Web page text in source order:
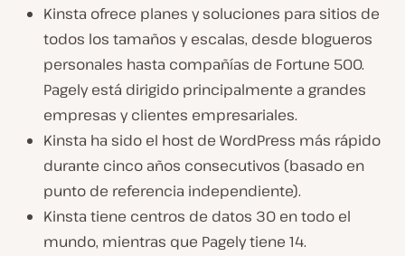
Kinsta ofrece planes y soluciones para sitios de
todos los tamaños y escalas, desde blogueros
personales hasta compañías de Fortune 500.
Pagely está dirigido principalmente a grandes
empresas y clientes empresariales.
Kinsta ha sido el host de WordPress más rápido
durante cinco años consecutivos (basado en
punto de referencia independiente).
Kinsta tiene centros de datos 30 en todo el
mundo, mientras que Pagely tiene 14.